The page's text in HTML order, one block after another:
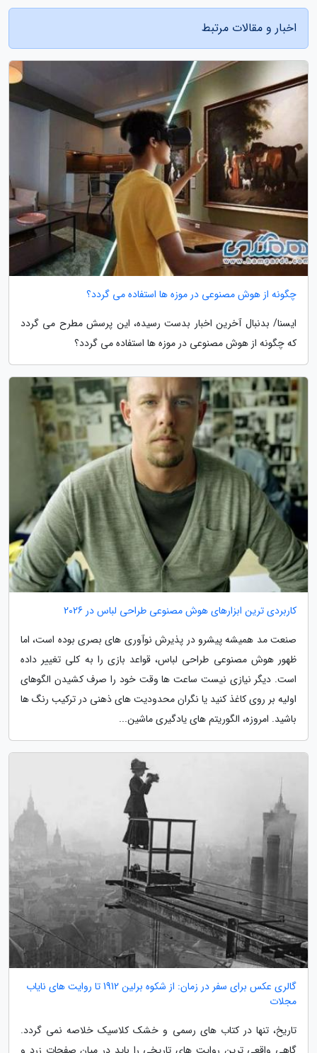
اخبار و مقالات مرتبط
چگونه از هوش مصنوعی در موزه ها استفاده می گردد؟
ایسنا/ بدنبال آخرین اخبار بدست رسیده، این پرسش مطرح می گردد
که چگونه از هوش مصنوعی در موزه ها استفاده می گردد؟
کاربردی ترین ابزارهای هوش مصنوعی طراحی لباس در 2026
صنعت مد همیشه پیشرو در پذیرش نوآوری های بصری بوده است، اما
ظهور هوش مصنوعی طراحی لباس، قواعد بازی را به کلی تغییر داده
است. دیگر نیازی نیست ساعت ها وقت خود را صرف کشیدن الگوهای
اولیه بر روی کاغذ کنید یا نگران محدودیت های ذهنی در ترکیب رنگ ها
باشید. امروزه، الگوریتم های یادگیری ماشین...
گالری عکس برای سفر در زمان: از شکوه برلین 1912 تا روایت های نایاب
مجلات
تاریخ، تنها در کتاب های رسمی و خشک کلاسیک خلاصه نمی گردد.
گاهی واقعی ترین روایت های تاریخی را باید در میان صفحات زرد و